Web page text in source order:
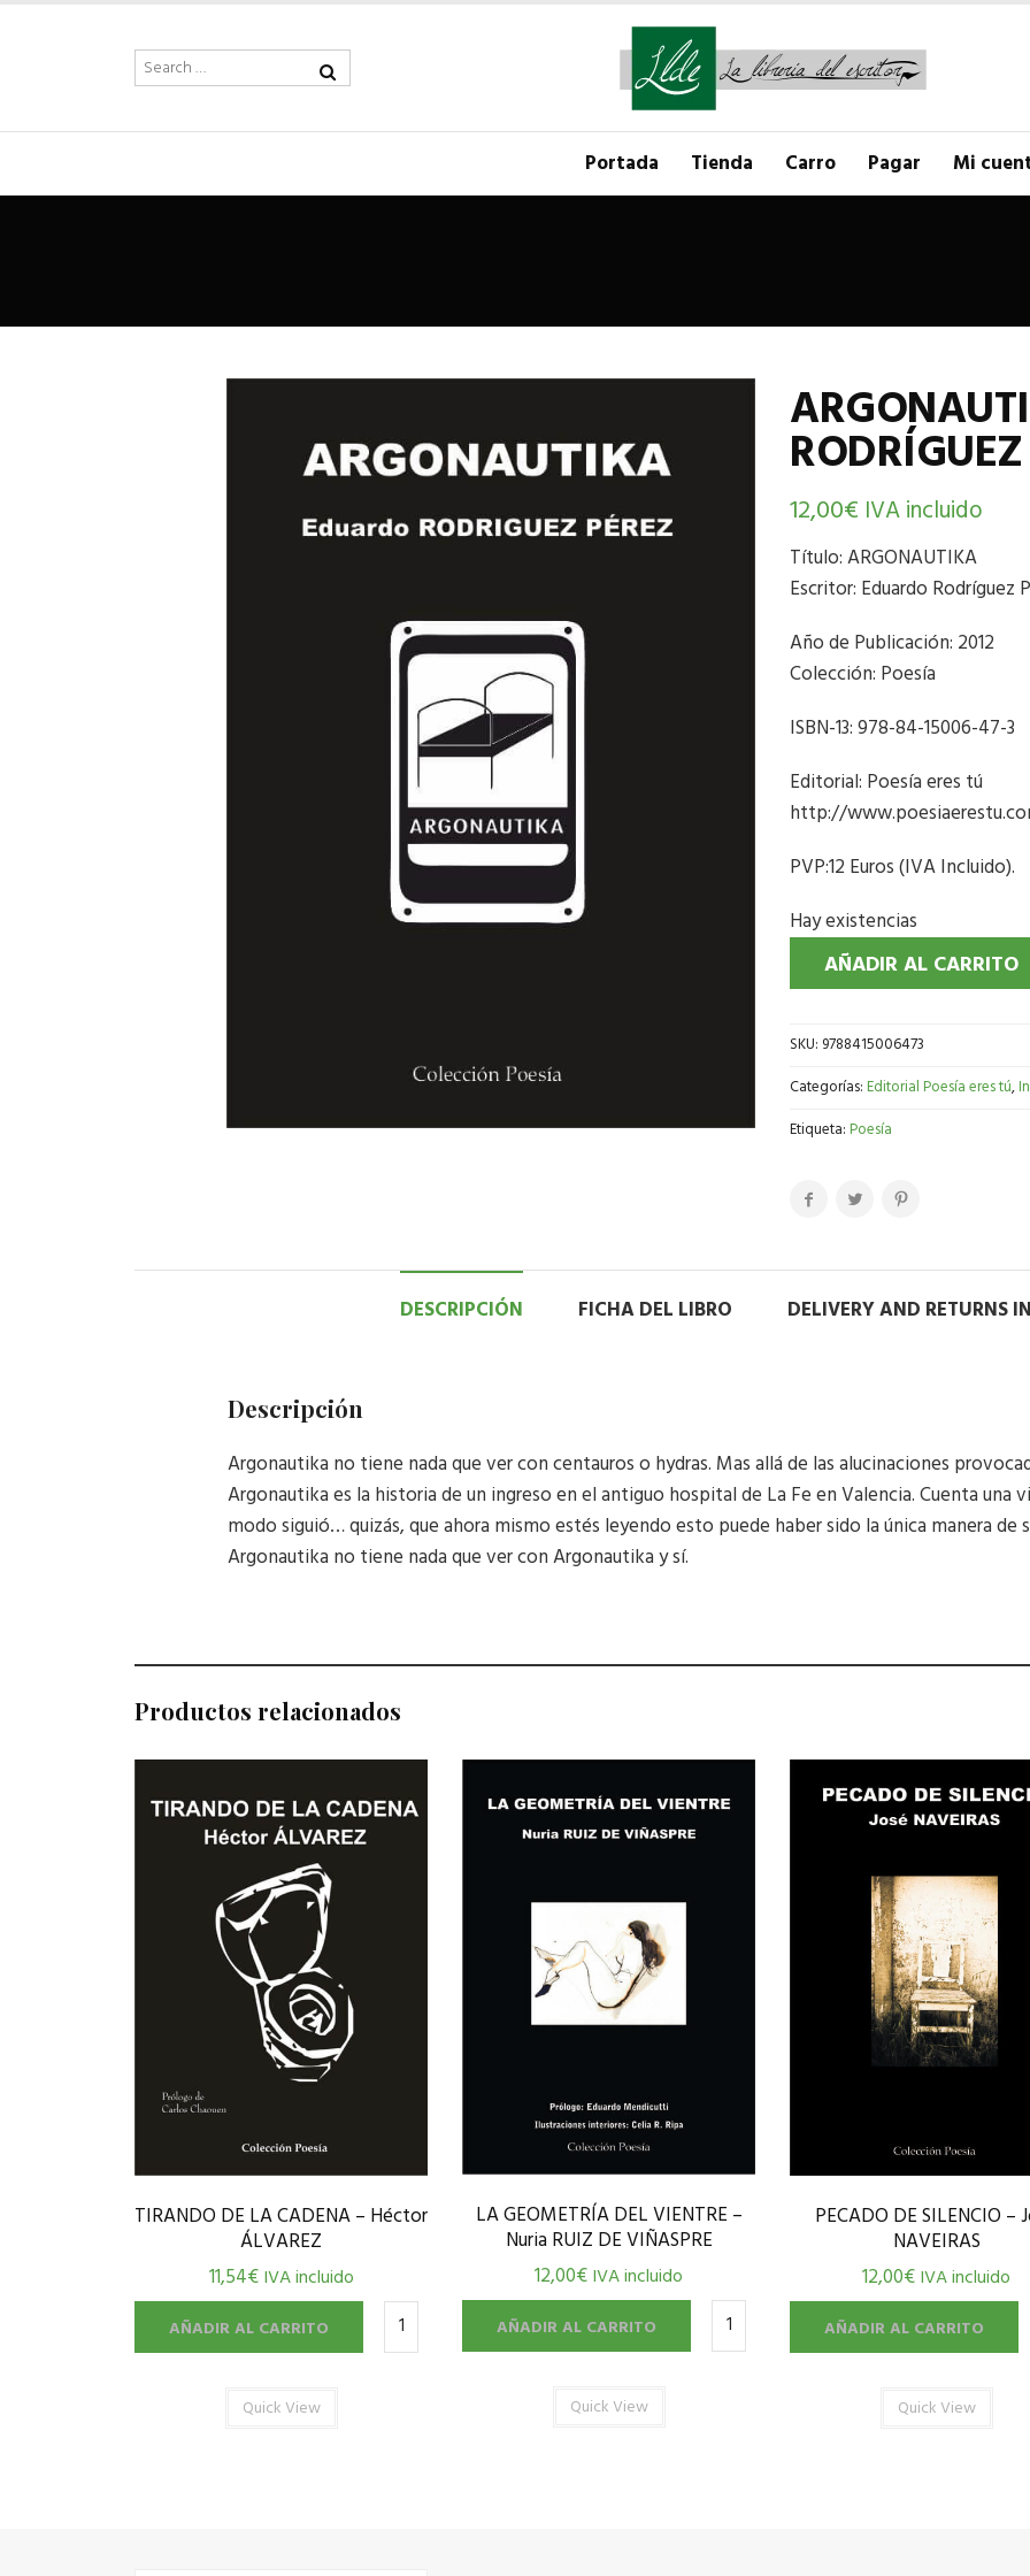
Portada Tienda Carro Pagar Mi
12,00€ IVA incluido
Título: ARGONAUTIKA
Escritor: Eduardo Rodríguez
Año de Publicación: 2012
Colección: Poesía
ISBN-13: 978-84-15006-47-3
Editorial: Poesía eres tú
http://
PVP:12 Euros (IVA Incluido).
Hay existencias
AÑADIR AL CARRITO
SKU: 9788415006473
Categorías:Editorial Poesía eres tú,
Etiqueta:Poesía
DESCRIPCIÓN FICHA DEL LIBRO DELIVERY AND RETURNS
Descripción
Argonautika no tiene nada que ver con centauros o hydras. Mas allá de las alucinaciones
Argonautika es la historia de un ingreso en el antiguo hospital de La Fe en Valencia. Cuenta una
modo siguió… quizás, que ahora mismo estés leyendo esto puede haber sido la única manera de
Argonautika no tiene nada que ver con Argonautika y sí.
Productos relacionados
TIRANDO DE LA CADENA – Héctor
ÁLVAREZ
11,54€ IVA incluido
AÑADIR AL CARRITO
Quick View
LA GEOMETRÍA DEL VIENTRE –
Nuria RUIZ DE VIÑASPRE
12,00€IVA incluido
AÑADIR AL CARRITO
Quick View
PECADO DE SILENCIO –
NAVEIRAS
12,00€IVA incluido
AÑADIR AL CARRITO
Quick View